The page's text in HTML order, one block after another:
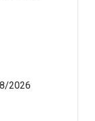
2026